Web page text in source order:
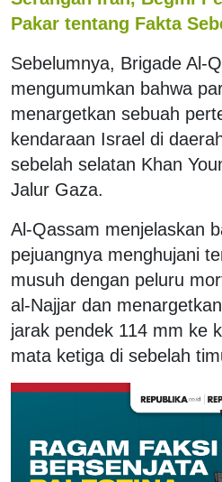
Pakar tentang Fakta
Sebelumnya, Brigade Al-
mengumumkan bahwa
menargetkan sebuah
kendaraan Israel di
sebelah selatan Khan
Jalur Gaza.
Al-Qassam menjelaskan
pejuangnya menghujani
musuh dengan peluru
al-Najjar dan
jarak pendek 114 mm ke
mata ketiga di sebelah